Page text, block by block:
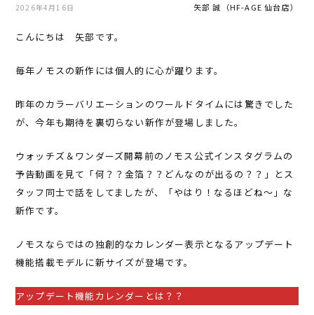
2026年4月16日 矢部 誠（HF-AGE 仙台店）
こんにちは 矢部です。
毎年ノモスの新作には個人的に心が躍ります。
昨年のカラーバリエーションのワールドタイムには驚きでした
が、今年も期待を裏切らない新作が登場しました。
ウォッチズ＆ワンダーズ開幕前のノモス公式インスタグラムの
予告動画を見て「何？？金箔？？どんなのが出るの？？」とス
タッフ同士で話をしてましたが、「やはり！なるほどね～」な
新作です。
ノモスならではの独創的なカレンダー表示となるアップデート
機能搭載モデルに新サイズが登場です。
アップデート機能カレンダーとは？？